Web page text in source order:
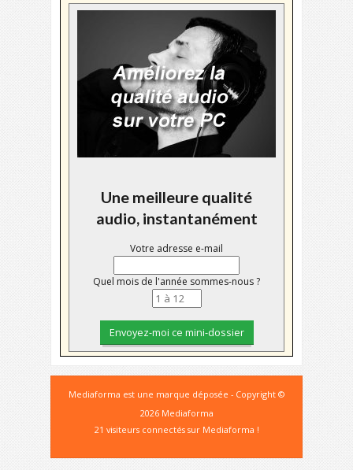
Une meilleure qualité
audio, instantanément
Votre adresse e-mail
Quel mois de l'année sommes-nous ?
Mediaforma est une marque déposée - Copyright ©
2026 Mediaforma
21 visiteurs connectés sur Mediaforma !